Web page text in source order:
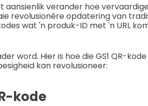
aansienlik verander hoe
revolusionêre opdatering van
wat 'n produk-ID met 'n URL
word. Hier is hoe die GS1 QR-
kan revolusioneer:
kode